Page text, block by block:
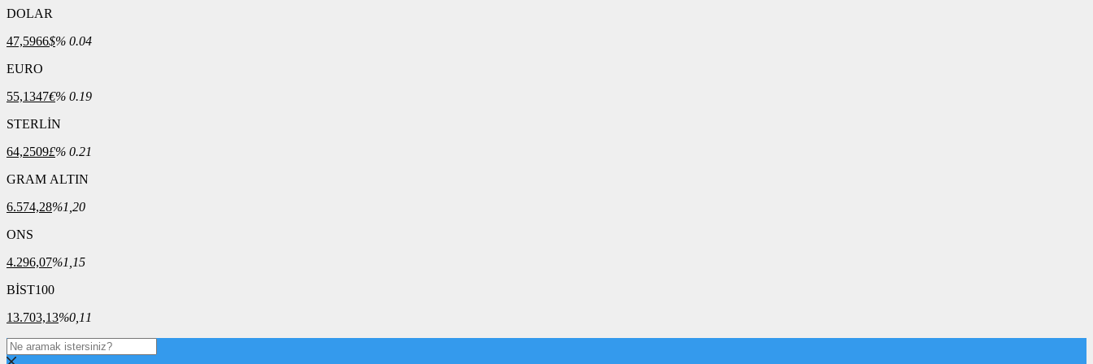
DOLAR
47,5966$% 0.04
EURO
55,1347€% 0.19
STERLİN
64,2509£% 0.21
GRAM ALTIN
6.574,28%1,20
ONS
4.296,07%1,15
BİST100
13.703,13%0,11